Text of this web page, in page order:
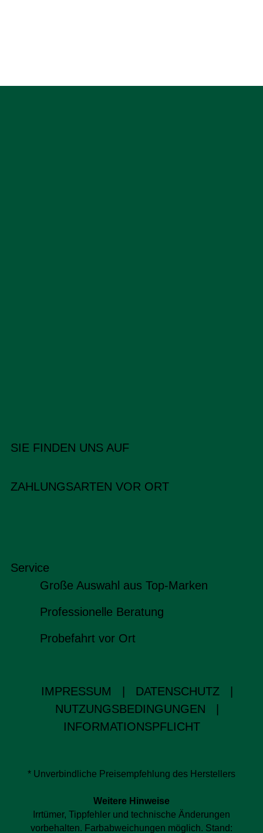
SIE FINDEN UNS AUF
ZAHLUNGSARTEN VOR ORT
Service
Große Auswahl aus Top-Marken
Professionelle Beratung
Probefahrt vor Ort
IMPRESSUM DATENSCHUTZ
NUTZUNGSBEDINGUNGEN
INFORMATIONSPFLICHT
* Unverbindliche Preisempfehlung des Herstellers
Weitere Hinweise
Irrtümer, Tippfehler und technische Änderungen
vorbehalten. Farbabweichungen möglich. Stand: